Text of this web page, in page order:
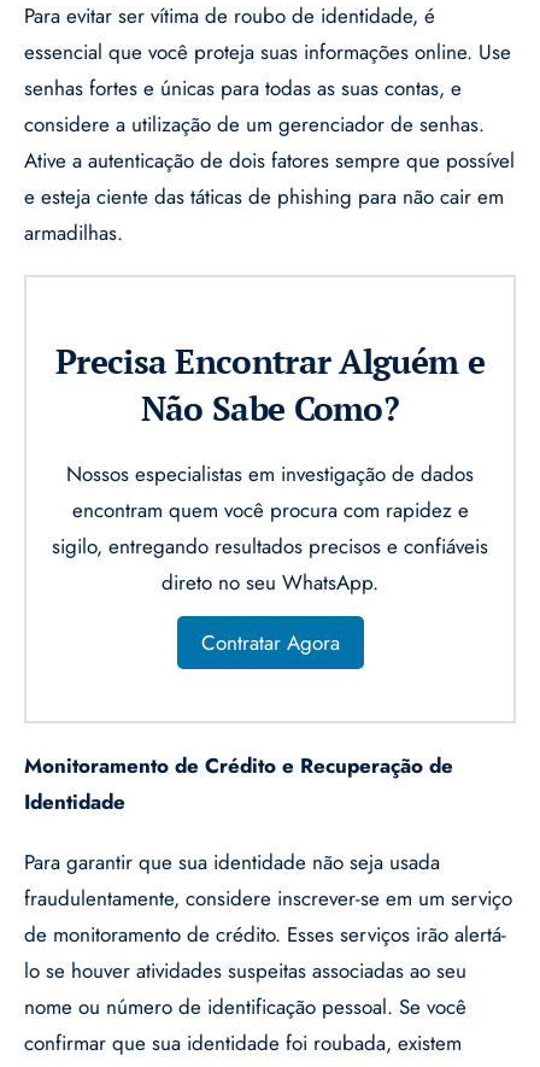
Para evitar ser vítima de roubo de identidade, é
essencial que você proteja suas informações online. Use
senhas fortes e únicas para todas as suas contas, e
considere a utilização de um gerenciador de senhas.
Ative a autenticação de dois fatores sempre que possível
e esteja ciente das táticas de phishing para não cair em
armadilhas.
Precisa Encontrar Alguém e
Não Sabe Como?
Nossos especialistas em investigação de dados
encontram quem você procura com rapidez e
sigilo, entregando resultados precisos e confiáveis
direto no seu WhatsApp.
Contratar Agora
Monitoramento de Crédito e Recuperação de
Identidade
Para garantir que sua identidade não seja usada
fraudulentamente, considere inscrever-se em um serviço
de monitoramento de crédito. Esses serviços irão alertá-
lo se houver atividades suspeitas associadas ao seu
nome ou número de identificação pessoal. Se você
confirmar que sua identidade foi roubada, existem